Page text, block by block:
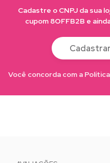
Cadastre o CNPJ da sua
cupom 8OFFB2B e
Você concorda com a